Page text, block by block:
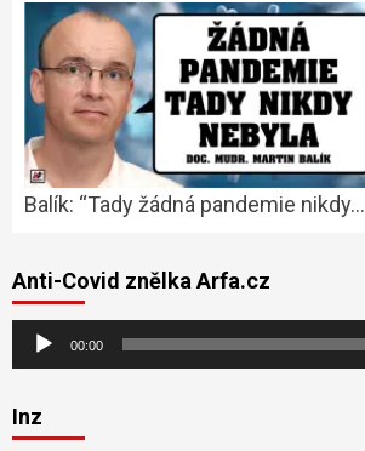
Balík: “Tady žádná pandemie nikdy…
Anti-Covid znělka Arfa.cz
Audio
přehrávač
00:00
Inz